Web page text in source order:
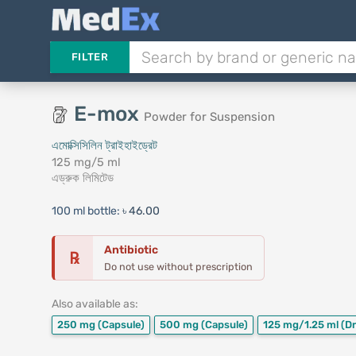
FILTER
E-mox Powder for Suspension
এমোক্সিসিলিন ট্রাইহাইড্রেট
125 mg/5 ml
এড্রুক লিমিটেড
100 ml bottle: ৳ 46.00
℞ Antibiotic
Do not use without prescription
Also available as:
250 mg (Capsule) 500 mg (Capsule) 125 mg/1.25 ml